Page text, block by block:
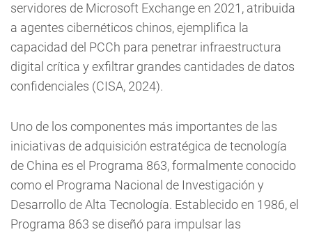
servidores de Microsoft Exchange en 2021, atribuida
a agentes cibernéticos chinos, ejemplifica la
capacidad del PCCh para penetrar infraestructura
digital crítica y exfiltrar grandes cantidades de datos
confidenciales (CISA, 2024).
Uno de los componentes más importantes de las
iniciativas de adquisición estratégica de tecnología
de China es el Programa 863, formalmente conocido
como el Programa Nacional de Investigación y
Desarrollo de Alta Tecnología. Establecido en 1986, el
Programa 863 se diseñó para impulsar las